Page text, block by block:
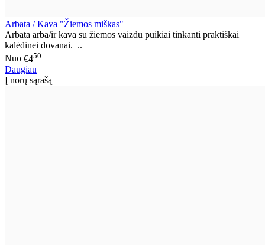
Arbata / Kava "Žiemos miškas"
Arbata arba/ir kava su žiemos vaizdu puikiai tinkanti praktiškai
kalėdinei dovanai. ..
Nuo €450
Daugiau
Į norų sąrašą